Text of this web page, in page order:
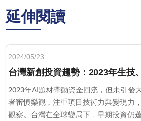
延伸閱讀
2024/05/23
台灣新創投資趨勢：2023年生技
2023年AI題材帶動資金回流，但未引發
者審慎樂觀，注重項目技術力與變現力
觀察。台灣在全球變局下，早期投資仍